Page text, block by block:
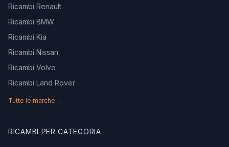
Ricambi Renault
Ricambi BMW
Ricambi Kia
Ricambi Nissan
Ricambi Volvo
Ricambi Land Rover
Tutte le marche →
RICAMBI PER CATEGORIA